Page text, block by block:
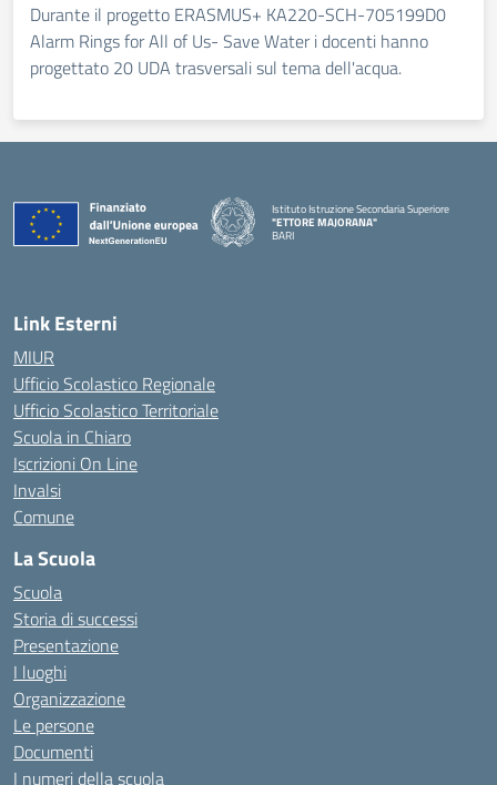
Durante il progetto ERASMUS+ KA220-SCH-705199D0
Alarm Rings for All of Us- Save Water i docenti hanno
progettato 20 UDA trasversali sul tema dell'acqua.
Istituto Istruzione Secondaria Superiore
"ETTORE MAJORANA"
BARI
Link Esterni
MIUR
Ufficio Scolastico Regionale
Ufficio Scolastico Territoriale
Scuola in Chiaro
Iscrizioni On Line
Invalsi
Comune
La Scuola
Scuola
Storia di successi
Presentazione
I luoghi
Organizzazione
Le persone
Documenti
I numeri della scuola